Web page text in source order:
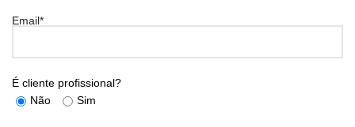
Email*
É cliente profissional?
Não
Sim